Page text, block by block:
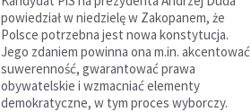
powiedział w niedzielę w Zakopanem, że
Polsce potrzebna jest nowa konstytucja.
Jego zdaniem powinna ona m.in. akcentować
suwerenność, gwarantować prawa
obywatelskie i wzmacniać elementy
demokratyczne, w tym proces wyborczy.